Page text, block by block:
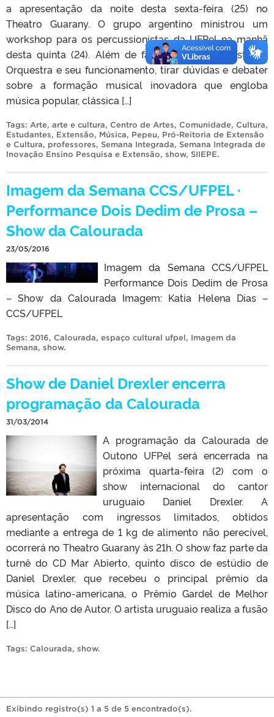
a apresentação da noite desta sexta-feira (25) no
Theatro Guarany. O grupo argentino ministrou um
workshop para os percussionistas da UFPel na manhã
desta quinta (24). Além de falar sobre a proposta da
Orquestra e seu funcionamento, tirar dúvidas e debater
sobre a formação musical inovadora que engloba
música popular, clássica […]
Tags: Arte, arte e cultura, Centro de Artes, Comunidade, Cultura,
Estudantes, Extensão, Música, Pepeu, Pró-Reitoria de Extensão
e Cultura, professores, Semana Integrada, Semana Integrada de
Inovação Ensino Pesquisa e Extensão, show, SIIEPE.
Imagem da Semana CCS/UFPEL ·
Performance Dois Dedim de Prosa –
Show da Calourada
23/05/2016
Imagem da Semana CCS/UFPEL
Performance Dois Dedim de Prosa
– Show da Calourada Imagem: Katia Helena Dias –
CCS/UFPEL
Tags: 2016, Calourada, espaço cultural ufpel, Imagem da
Semana, show.
Show de Daniel Drexler encerra
programação da Calourada
31/03/2014
A programação da Calourada de
Outono UFPel será encerrada na
próxima quarta-feira (2) com o
show internacional do cantor
uruguaio Daniel Drexler. A
apresentação com ingressos limitados, obtidos
mediante a entrega de 1 kg de alimento não perecível,
ocorrerá no Theatro Guarany às 21h. O show faz parte da
turnê do CD Mar Abierto, quinto disco de estúdio de
Daniel Drexler, que recebeu o principal prêmio da
música latino-americana, o Prêmio Gardel de Melhor
Disco do Ano de Autor. O artista uruguaio realiza a fusão
[…]
Tags: Calourada, show.
Exibindo registro(s) 1 a 5 de 5 encontrado(s).